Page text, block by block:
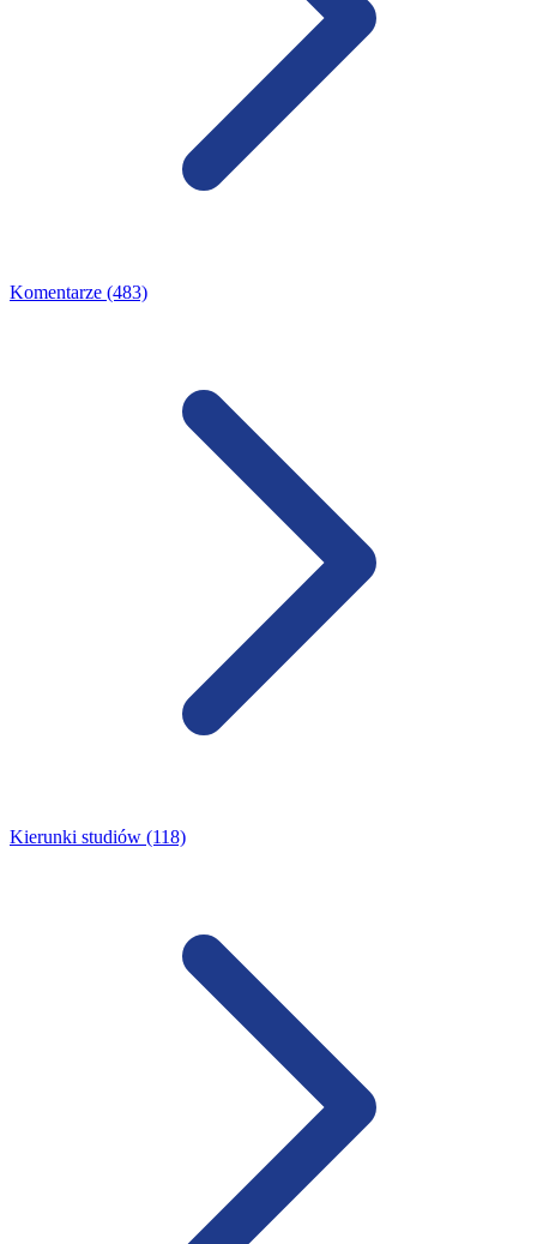
Komentarze (483)
Kierunki studiów (118)